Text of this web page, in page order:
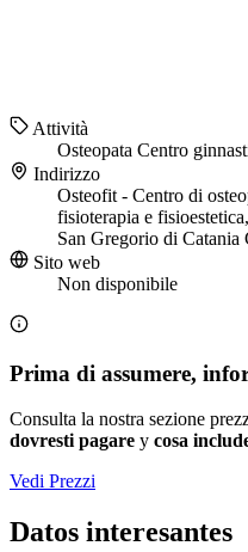
Attività
Osteopata Centro
Indirizzo
Osteofit - Centro di
fisioterapia e
San Gregorio di Catania
Sito web
Non disponibile
Prima di assumere,
Consulta la nostra sezione
dovresti pagare y cosa
Vedi Prezzi
Datos interesantes